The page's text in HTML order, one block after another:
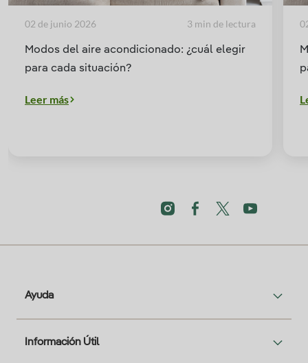
Modos del aire acondicionado: ¿cuál elegir
para cada situación?
02 de junio 2026 3 min de lectura
Leer más
Ayuda
Información Útil